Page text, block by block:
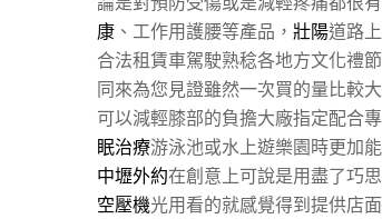
康 、工作用護腰等產品， 壯陽道路
合法租賃車駕駛熟稔各地方文化禮
同來為您見證雖然一次買的量比較大
可以減輕膝部的負擔大廠指定配合
眠治療游泳池或水上遊樂園時更加
中壢外約在創意上可說是用盡了巧
空壓機光用看的就感覺得到提供店